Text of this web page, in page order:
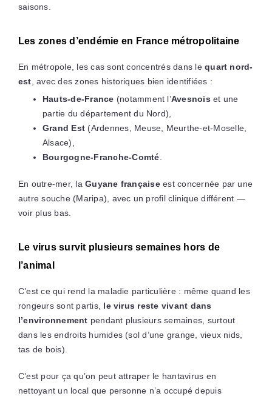
saisons.
Les zones d’endémie en France métropolitaine
En métropole, les cas sont concentrés dans lequart nord-
est , avec des zones historiques bien identifiées :
Hauts-de-France (notamment l’Avesnois et une
partie du département du Nord),
Grand Est (Ardennes, Meuse, Meurthe-et-Moselle,
Alsace),
Bourgogne-Franche-Comté
En outre-mer, laGuyane françaiseest concernée par une
autre souche (Maripa), avec un profil clinique différent —
voir plus bas.
Le virus survit plusieurs semaines hors de
l’animal
C’est ce qui rend la maladie particulière : même quand les
rongeurs sont partis, le virus reste vivant dans
l’environnement pendant plusieurs semaines, surtout
dans les endroits humides (sol d’une grange, vieux nids,
tas de bois).
C’est pour ça qu’on peut attraper le hantavirus en
nettoyant un local que personne n’a occupé depuis